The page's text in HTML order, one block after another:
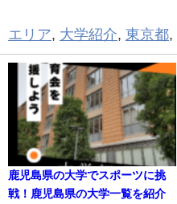
エリア 大学紹介 東京都
鹿児島県の大学でスポーツに挑
戦！鹿児島県の大学一覧を紹介